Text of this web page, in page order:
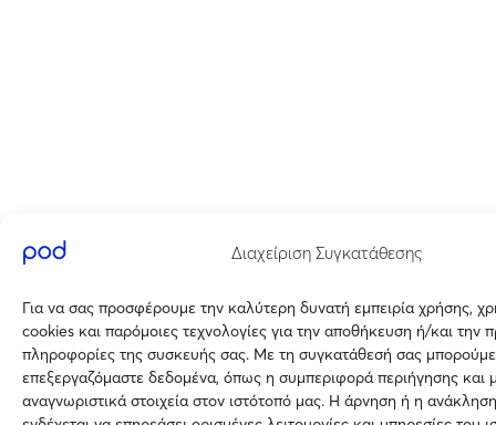
Διαχείριση Συγκατάθεσης
Για να σας προσφέρουμε την καλύτερη δυνατή εμπειρία χρήσης,
cookies και παρόμοιες τεχνολογίες για την αποθήκευση ή/και την
πληροφορίες της συσκευής σας. Με τη συγκατάθεσή σας
επεξεργαζόμαστε δεδομένα, όπως η συμπεριφορά περιήγησης και
αναγνωριστικά στοιχεία στον ιστότοπό μας. Η άρνηση ή η